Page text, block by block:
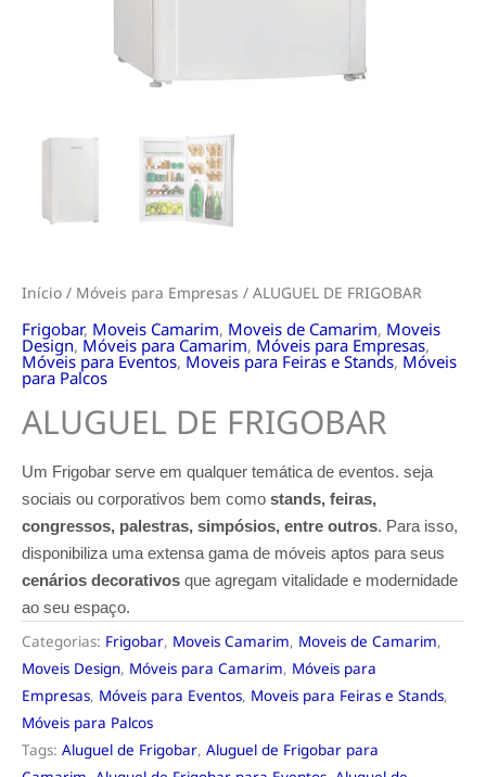
Início / Móveis para Empresas / ALUGUEL DE FRIGOBAR
Frigobar, Moveis Camarim, Moveis de Camarim, Moveis
Design, Móveis para Camarim, Móveis para Empresas,
Móveis para Eventos, Moveis para Feiras e Stands, Móveis
para Palcos
ALUGUEL DE FRIGOBAR
Um Frigobar serve em qualquer temática de eventos. seja
sociais ou corporativos bem como stands, feiras,
congressos, palestras, simpósios, entre outros. Para isso,
disponibiliza uma extensa gama de móveis aptos para seus
cenários decorativos que agregam vitalidade e modernidade
ao seu espaço.
Categorias: Frigobar, Moveis Camarim, Moveis de Camarim,
Moveis Design, Móveis para Camarim, Móveis para
Empresas, Móveis para Eventos, Moveis para Feiras e Stands,
Móveis para Palcos
Tags: Aluguel de Frigobar, Aluguel de Frigobar para